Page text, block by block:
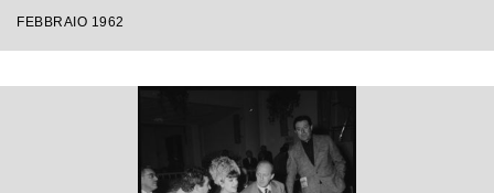
FEBBRAIO 1962